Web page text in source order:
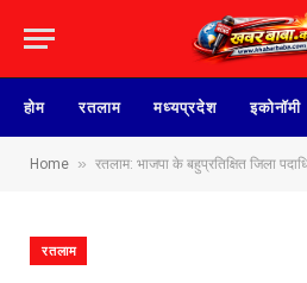
होम रतलाम मध्यप्रदेश इकोनॉमी
Home » रतलाम: भाजपा के बहुप्रतिक्षित जिला पदाधिकारियों की घोषणा,एक महामंत्री सहित कुछ पदों पर घोषणा बाकी, एक और महामंत्री पद के लिए दो
रतलाम